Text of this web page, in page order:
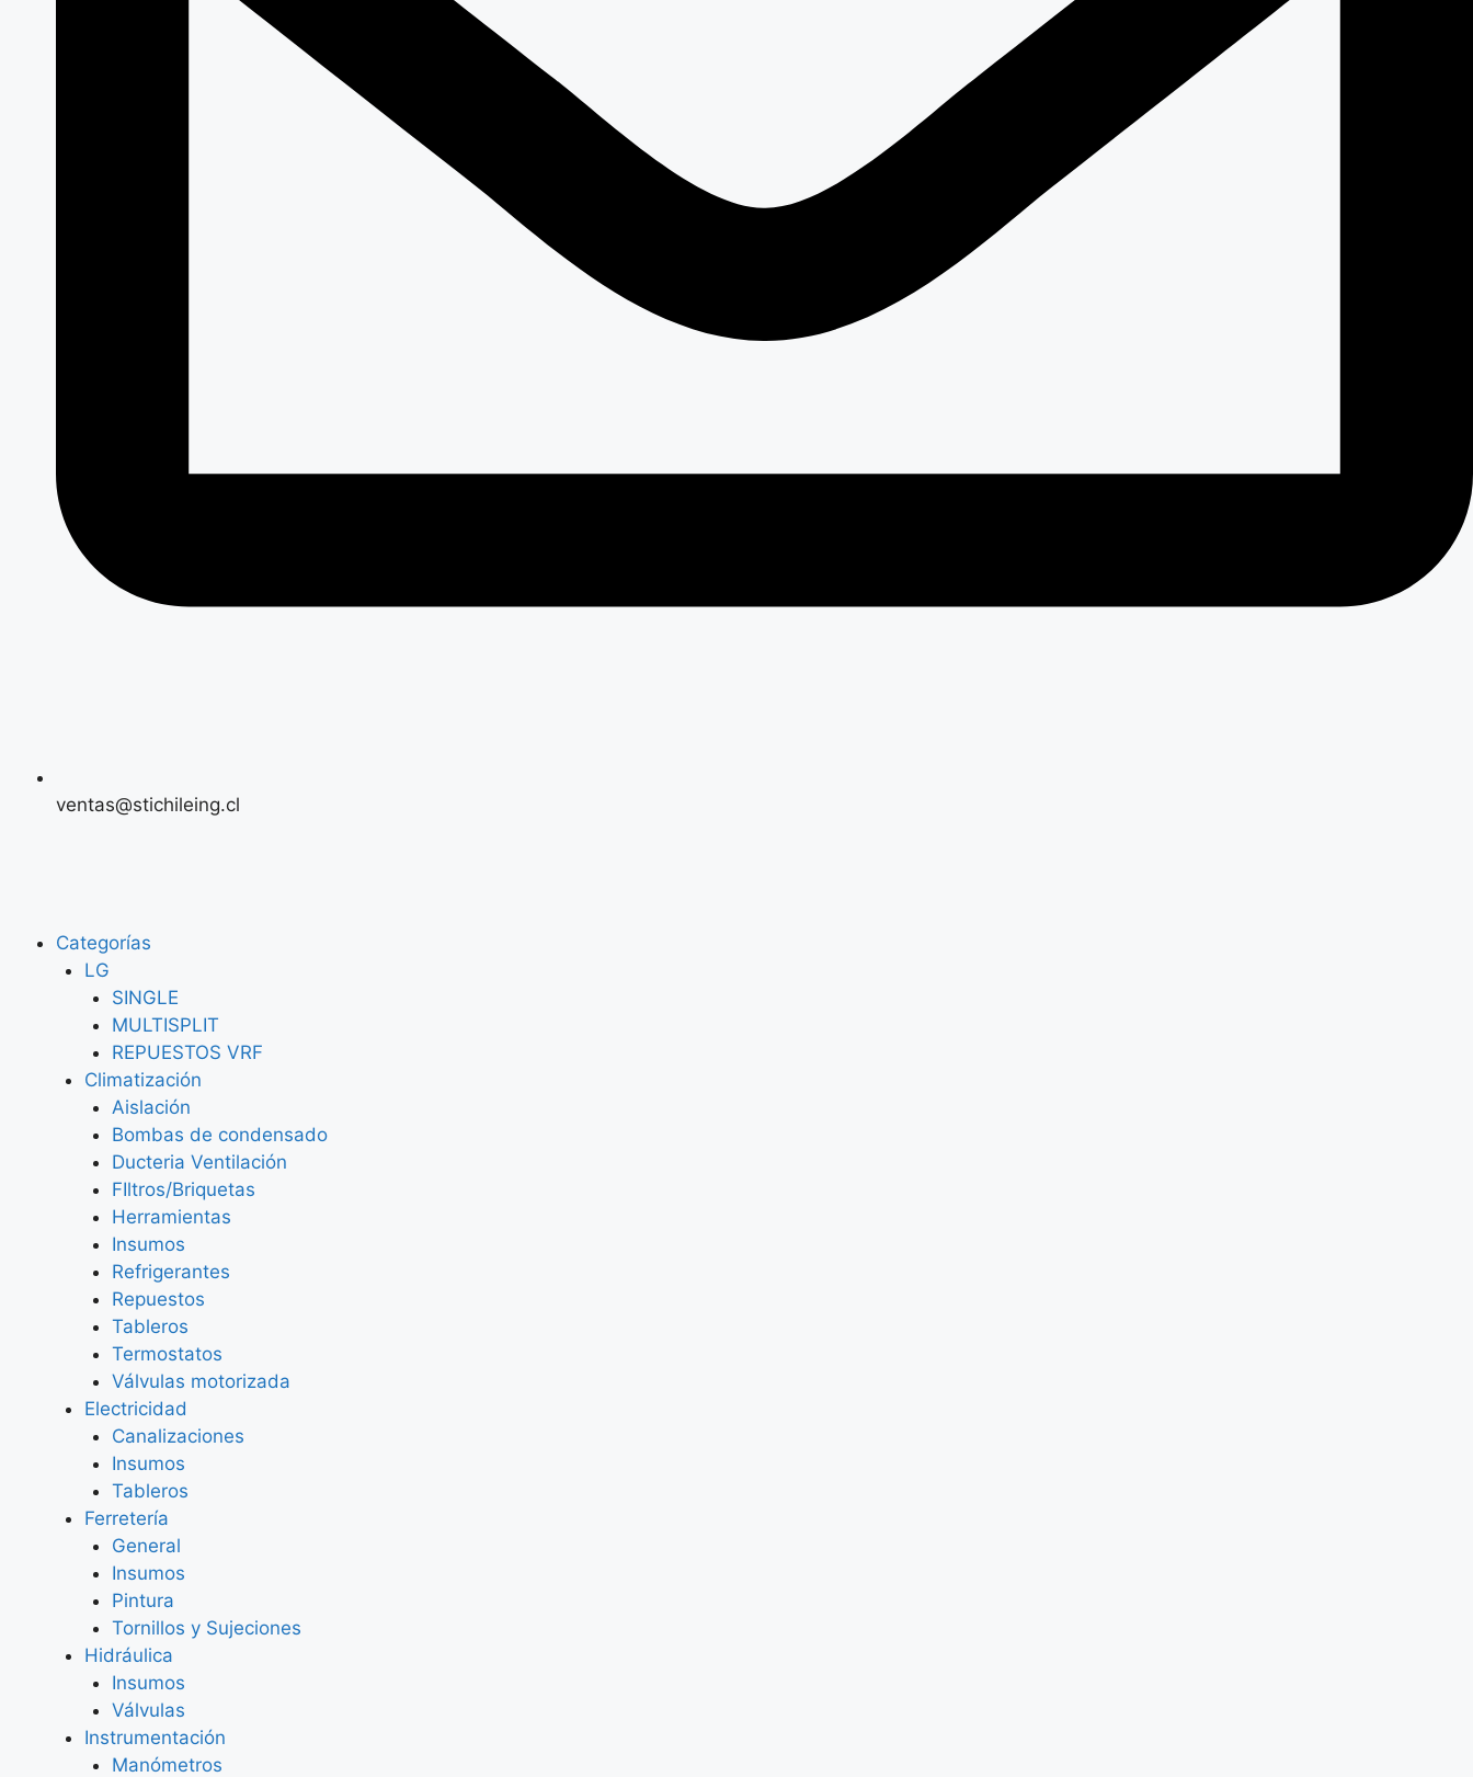
ventas@stichileing.cl
Categorías
LG
SINGLE
MULTISPLIT
REPUESTOS VRF
Climatización
Aislación
Bombas de condensado
Ducteria Ventilación
FIltros/Briquetas
Herramientas
Insumos
Refrigerantes
Repuestos
Tableros
Termostatos
Válvulas motorizada
Electricidad
Canalizaciones
Insumos
Tableros
Ferretería
General
Insumos
Pintura
Tornillos y Sujeciones
Hidráulica
Insumos
Válvulas
Instrumentación
Manómetros